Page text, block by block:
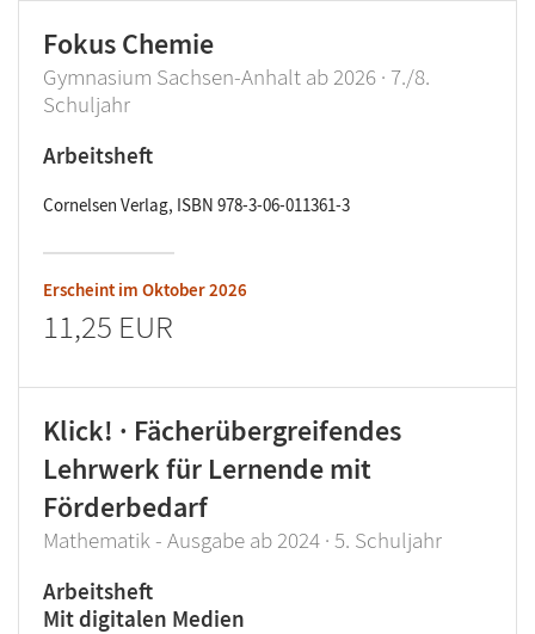
Fokus Chemie
Gymnasium Sachsen-Anhalt ab 2026 · 7./8.
Schuljahr
Arbeitsheft
Cornelsen Verlag, ISBN 978-3-06-011361-3
Erscheint im Oktober 2026
11,25 EUR
Klick! · Fächerübergreifendes
Lehrwerk für Lernende mit
Förderbedarf
Mathematik - Ausgabe ab 2024 · 5. Schuljahr
Arbeitsheft
Mit digitalen Medien